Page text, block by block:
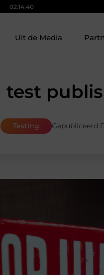
02:14:41
Uit de Media
test
Testing Gepubliceerd